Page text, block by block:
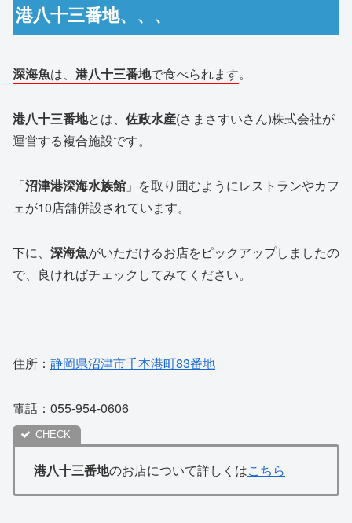
港八十三番地、、、
深海魚は、 港八十三番地で食べられます。
港八十三番地とは、 佐政水産(さまさすいさん)株式会社が
運営する複合施設です。
「沼津港深海水族館 」を取り囲むようにレストランやカフ
ェが10店舗併設されています。
下に、 深海魚がいただけるお店をピックアップしましたの
で、良ければチェックしてみてください。
住所： 静岡県沼津市千本港町83番地
電話：055-954-0606
港八十三番地のお店について詳しくはこちら